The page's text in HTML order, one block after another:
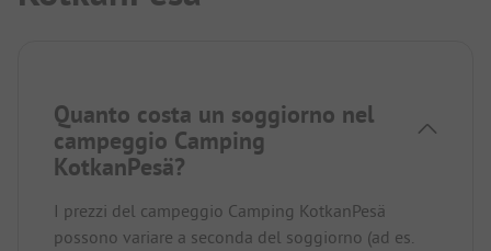
Quanto costa un soggiorno nel
campeggio Camping
KotkanPesä?
I prezzi del campeggio Camping KotkanPesä
possono variare a seconda del soggiorno (ad es.